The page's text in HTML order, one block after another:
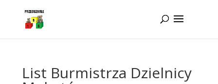
List Burmistrza Dzielnicy